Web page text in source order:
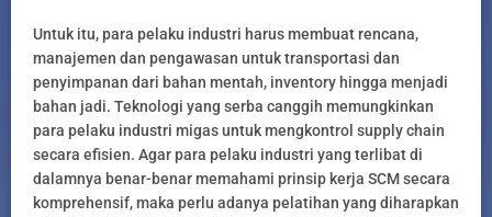
Untuk itu, para pelaku industri harus membuat rencana,
manajemen dan pengawasan untuk transportasi dan
penyimpanan dari bahan mentah, inventory hingga menjadi
bahan jadi. Teknologi yang serba canggih memungkinkan
para pelaku industri migas untuk mengkontrol supply chain
secara efisien. Agar para pelaku industri yang terlibat di
dalamnya benar-benar memahami prinsip kerja SCM secara
komprehensif, maka perlu adanya pelatihan yang diharapkan